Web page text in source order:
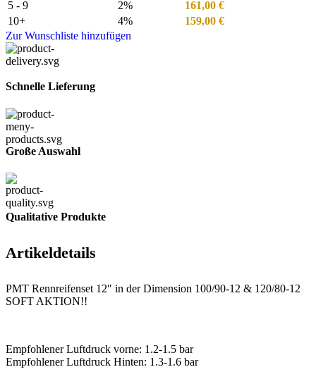
5 - 9
2% 161,00 €
10+
4% 159,00 €
Zur Wunschliste hinzufügen
Schnelle Lieferung
Große Auswahl
Qualitative Produkte
Artikeldetails
PMT Rennreifenset 12″ in der Dimension 100/90-12 & 120/80-12
SOFT AKTION!!
Empfohlener Luftdruck vorne: 1.2-1.5 bar
Empfohlener Luftdruck Hinten: 1.3-1.6 bar